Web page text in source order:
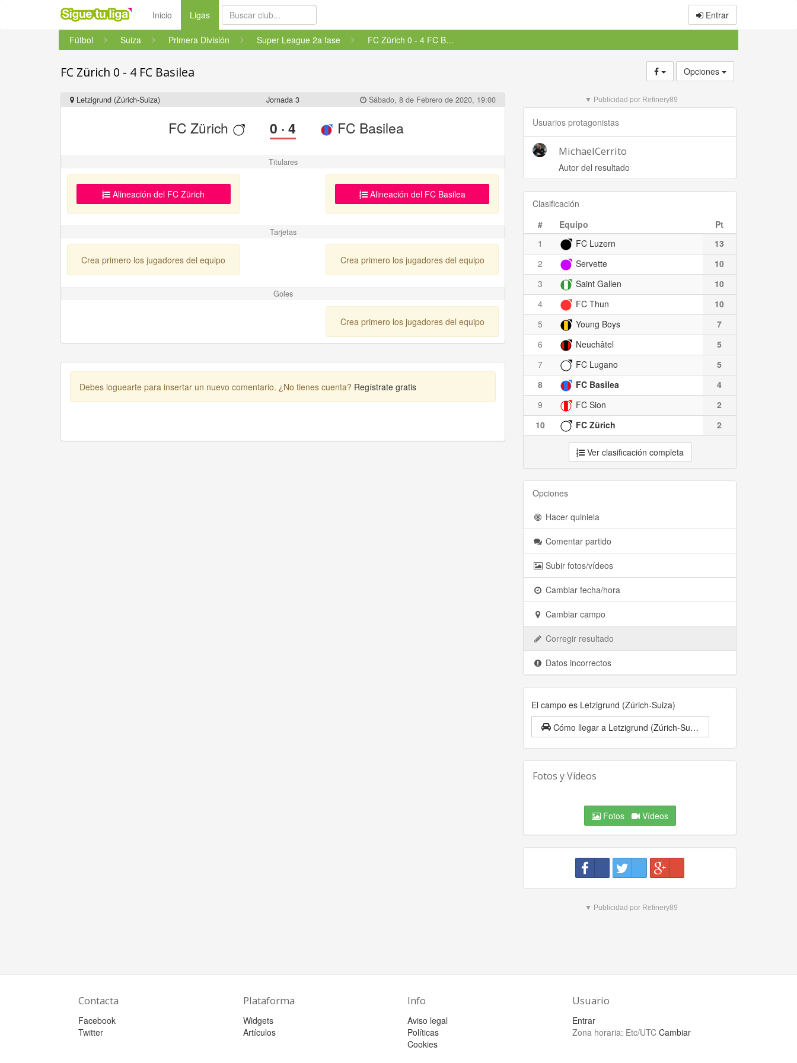
Inicio Ligas(current) Entrar
Fútbol Suiza Primera División Super League 2a fase FC Zürich 0 - 4 FC Basilea
FC Zürich 0 - 4 FC Basilea Opciones
Letzigrund (Zúrich-Suiza) Jornada 3 Sábado, 8 de Febrero de 2020, 19:00
FC Zürich 0 · 4 FC Basilea
Titulares
Alineación del FC Zürich Alineación del FC Basilea
Tarjetas
Crea primero los jugadores del equipo Crea primero los jugadores del equipo
Goles
Crea primero los jugadores del equipo
Debes loguearte para insertar un nuevo comentario. ¿No tienes cuenta? Regístrate gratis
▼ Publicidad por Refinery89
Usuarios protagonistas
MichaelCerrito
Autor del resultado
Clasificación
#
Equipo
Pt
1
FC Luzern
13
2
Servette
10
3
Saint Gallen
10
4
FC Thun
10
5
Young Boys
7
6
Neuchâtel
5
7
FC Lugano
5
8
FC Basilea
4
9
FC Sion
2
10
FC Zürich 2
Ver clasificación completa
Opciones
Hacer quiniela
Comentar partido
Subir fotos/vídeos
Cambiar fecha/hora
Cambiar campo
Corregir resultado
Datos incorrectos
El campo es Letzigrund (Zúrich-Suiza)
Cómo llegar a Letzigrund (Zúrich-Suiza)
Fotos y Vídeos
Fotos Vídeos
▼ Publicidad por Refinery89
Contacta
Facebook
Twitter
Plataforma
Widgets
Artículos
Info
Aviso legal
Políticas
Cookies
Usuario
Entrar
Zona horaria: Etc/UTC Cambiar